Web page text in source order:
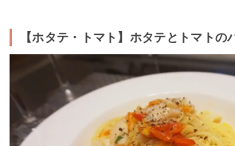
【ホタテ・トマト】ホタテとトマトの